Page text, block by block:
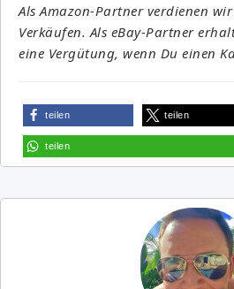
Als Amazon-Partner verdienen
Verkäufen. Als eBay-Partner
eine Vergütung, wenn Du einen
teilen teilen
teilen